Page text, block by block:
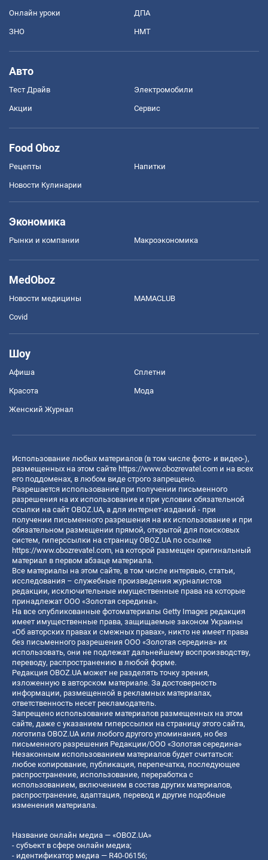
Онлайн уроки ДПА
ЗНО НМТ
Авто
Тест Драйв Электромобили
Акции Сервис
Food Oboz
Рецепты Напитки
Новости Кулинарии
Экономика
Рынки и компании Mакроэкономика
MedOboz
Новости медицины MAMACLUB
Covid
Шоу
Афиша Сплетни
Красота Мода
Женский Журнал
Использование любых материалов (в том числе фото- и видео-),
размещенных на этом сайте https://www.obozrevatel.com и на всех
его поддоменах, в любом виде строго запрещено.
Разрешается использование при получении письменного
разрешения на их использование и при условии обязательной
ссылки на сайт OBOZ.UA, а для интернет-изданий - при
получении письменного разрешения на их использование и при
обязательном размещении прямой, открытой для поисковых
систем, гиперссылки на страницу OBOZ.UA по ссылке
https://www.obozrevatel.com, на которой размещен оригинальный
материал в первом абзаце материала.
Все материалы на этом сайте, в том числе интервью, статьи,
исследования – служебные произведения журналистов
редакции, исключительные имущественные права на которые
принадлежат ООО «Золотая середина».
На все опубликованные фотоматериалы Getty Images редакция
имеет имущественные права, защищаемые законом Украины
«Об авторских правах и смежных правах», никто не имеет права
без письменного разрешения ООО «Золотая середина» их
использовать, они не подлежат дальнейшему воспроизводству,
переводу, распространению в любой форме.
Редакция OBOZ.UA может не разделять точку зрения,
изложенную в авторском материале. За достоверность
информации, размещенной в рекламных материалах,
ответственность несет рекламодатель.
Запрещено использование материалов размещенных на этом
сайте, даже с указанием гиперссылки на страницу этого сайта,
логотипа OBOZ.UA или любого другого упоминания, но без
письменного разрешения Редакции/ООО «Золотая середина»
Незаконным использованием материалов будет считаться:
любое копирование, публикация, перепечатка, последующее
распространение, использование, переработка с
использованием, включением в состав других материалов,
распространение, адаптация, перевод и другие подобные
изменения материала.
Название онлайн медиа — «OBOZ.UA»
- субъект в сфере онлайн медиа;
- идентификатор медиа — R40-06156;